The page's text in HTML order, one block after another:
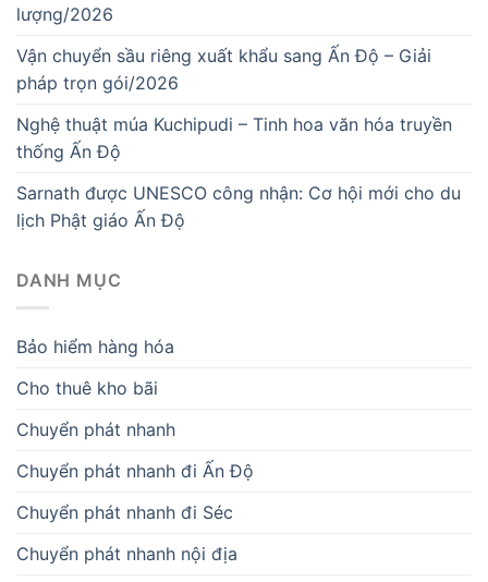
lượng/2026
Vận chuyển sầu riêng xuất khẩu sang Ấn Độ – Giải
pháp trọn gói/2026
Nghệ thuật múa Kuchipudi – Tinh hoa văn hóa truyền
thống Ấn Độ
Sarnath được UNESCO công nhận: Cơ hội mới cho du
lịch Phật giáo Ấn Độ
DANH MỤC
Bảo hiểm hàng hóa
Cho thuê kho bãi
Chuyển phát nhanh
Chuyển phát nhanh đi Ấn Độ
Chuyển phát nhanh đi Séc
Chuyển phát nhanh nội địa